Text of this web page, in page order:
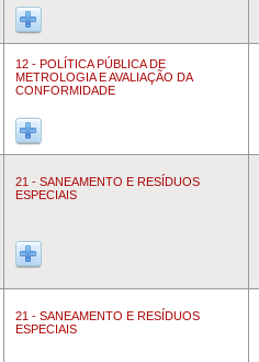
12 - POLÍTICA PÚBLICA DE
METROLOGIA E AVALIAÇÃO DA
CONFORMIDADE
21 - SANEAMENTO E RESÍDUOS
ESPECIAIS
21 - SANEAMENTO E RESÍDUOS
ESPECIAIS